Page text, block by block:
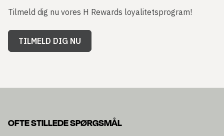
Tilmeld dig nu vores H Rewards loyalitetsprogram!
TILMELD DIG NU
OFTE STILLEDE SPØRGSMÅL